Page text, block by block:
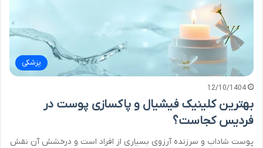
پزشکی
12/10/1404
بهترین کلینیک فیشیال و پاکسازی پوست در
فردیس کجاست؟
پوست شاداب و سرزنده آرزوی بسیاری از افراد است و درخشش آن نقش